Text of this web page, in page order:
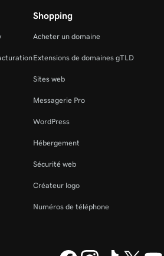
Shopping
Acheter un domaine
Extensions de domaines gTLD
Sites web
Messagerie Pro
WordPress
Hébergement
Sécurité web
Créateur logo
Numéros de téléphone